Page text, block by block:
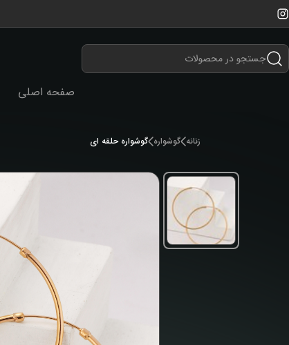
صفحه اصلی
زنانه گوشواره گوشواره حلقه ای